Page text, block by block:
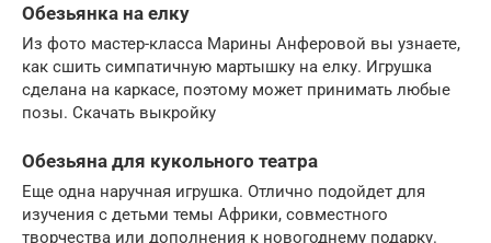
Обезьянка на елку
Из фото мастер-класса Марины Анферовой вы узнаете,
как сшить симпатичную мартышку на елку. Игрушка
сделана на каркасе, поэтому может принимать любые
позы. Скачать выкройку
Обезьяна для кукольного театра
Еще одна наручная игрушка. Отлично подойдет для
изучения с детьми темы Африки, совместного
творчества или дополнения к новогоднему подарку.